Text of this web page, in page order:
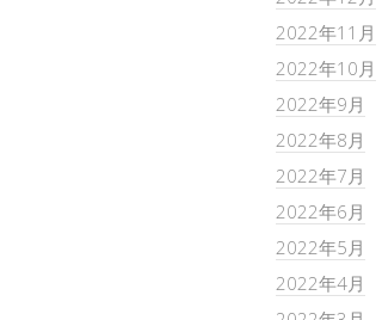
2022年11月
2022年10月
2022年9月
2022年8月
2022年7月
2022年6月
2022年5月
2022年4月